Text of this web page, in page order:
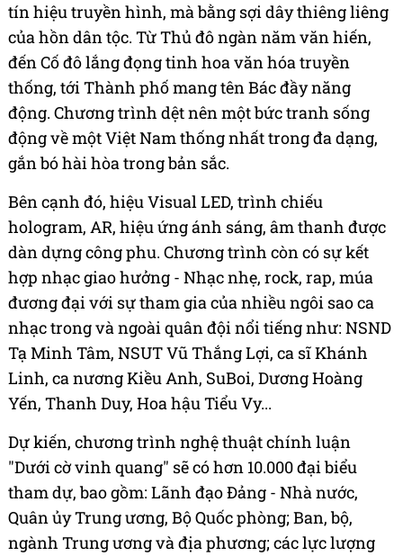
tín hiệu truyền hình, mà bằng sợi dây thiêng liêng
của hồn dân tộc. Từ Thủ đô ngàn năm văn hiến,
đến Cố đô lắng đọng tinh hoa văn hóa truyền
thống, tới Thành phố mang tên Bác đầy năng
động. Chương trình dệt nên một bức tranh sống
động về một Việt Nam thống nhất trong đa dạng,
gắn bó hài hòa trong bản sắc.
Bên cạnh đó, hiệu Visual LED, trình chiếu
hologram, AR, hiệu ứng ánh sáng, âm thanh được
dàn dựng công phu. Chương trình còn có sự kết
hợp nhạc giao hưởng - Nhạc nhẹ, rock, rap, múa
đương đại với sự tham gia của nhiều ngôi sao ca
nhạc trong và ngoài quân đội nổi tiếng như: NSND
Tạ Minh Tâm, NSUT Vũ Thắng Lợi, ca sĩ Khánh
Linh, ca nương Kiều Anh, SuBoi, Dương Hoàng
Yến, Thanh Duy, Hoa hậu Tiểu Vy...
Dự kiến, chương trình nghệ thuật chính luận
"Dưới cờ vinh quang" sẽ có hơn 10.000 đại biểu
tham dự, bao gồm: Lãnh đạo Đảng - Nhà nước,
Quân ủy Trung ương, Bộ Quốc phòng; Ban, bộ,
ngành Trung ương và địa phương; các lực lượng